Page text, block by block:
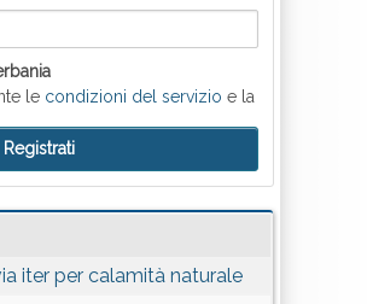
le condizioni del servizio e la
iter per calamità naturale